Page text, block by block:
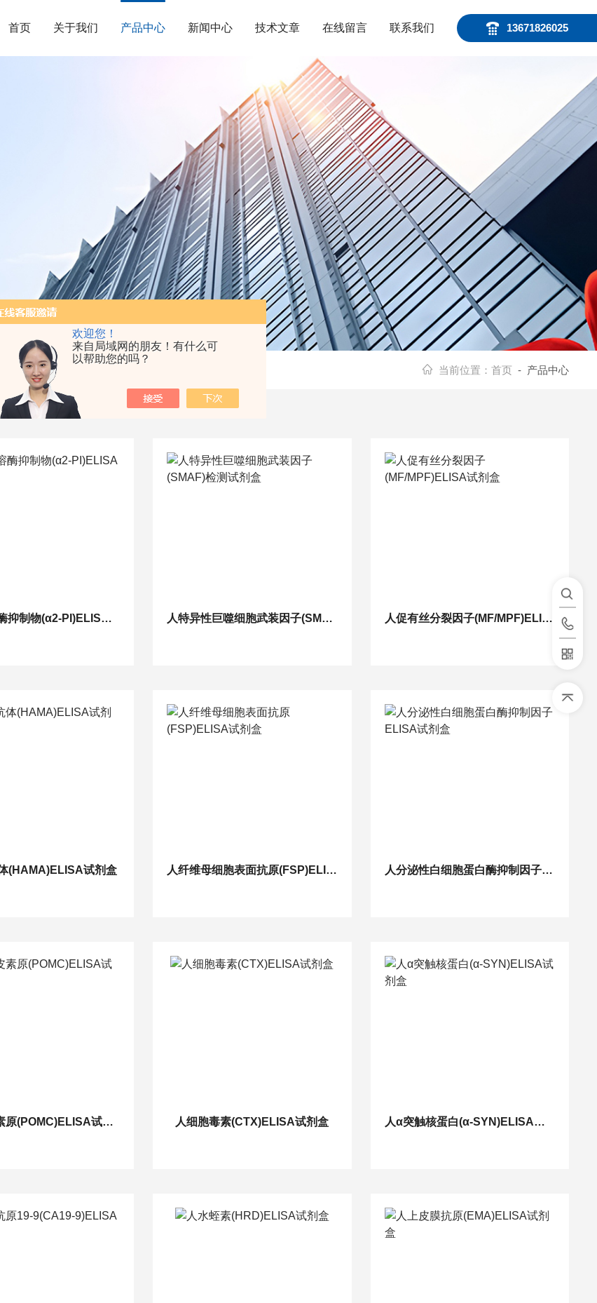
欢迎您！
来自局域网的朋友！有什么可
以帮助您的吗？
13671826025
首页 关于我们 产品中心 新闻中心 技术文章 在线留言 联系我们
当前位置： 首页 - 产品中心
人α2纤溶酶抑制物(α2-PI)ELISA试剂盒 人特异性巨噬细胞武装因子(SMAF)检测试剂盒 人促有丝分裂因子(MF/MPF)ELISA试剂盒
(HAMA)ELISA试剂盒 人纤维母细胞表面抗原(FSP)ELISA试剂盒 人分泌性白细胞蛋白酶抑制因子ELISA试剂盒
人阿黑皮素原(POMC)ELISA试剂盒 人细胞毒素(CTX)ELISA试剂盒 人α突触核蛋白(α-SYN)ELISA试剂盒